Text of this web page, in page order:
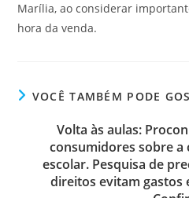
Marília, ao considerar
hora da venda.
VOCÊ TAMBÉM PODE
Volta às aulas:
consumidores sobre
escolar. Pesquisa de
direitos evitam gastos